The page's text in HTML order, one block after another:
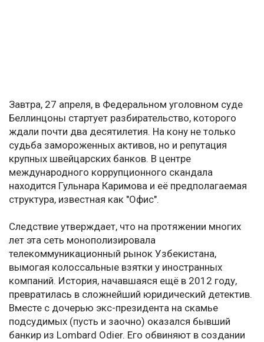
Завтра, 27 апреля, в Федеральном уголовном суде
Беллинцоны стартует разбирательство, которого
ждали почти два десятилетия. На кону не только
судьба замороженных активов, но и репутация
крупных швейцарских банков. В центре
международного коррупционного скандала
находится Гульнара Каримова и её предполагаемая
структура, известная как "Офис".
Следствие утверждает, что на протяжении многих
лет эта сеть монополизировала
телекоммуникационный рынок Узбекистана,
вымогая колоссальные взятки у иностранных
компаний. История, начавшаяся ещё в 2012 году,
превратилась в сложнейший юридический детектив.
Вместе с дочерью экс-президента на скамье
подсудимых (пусть и заочно) оказался бывший
банкир из Lombard Odier. Его обвиняют в создании